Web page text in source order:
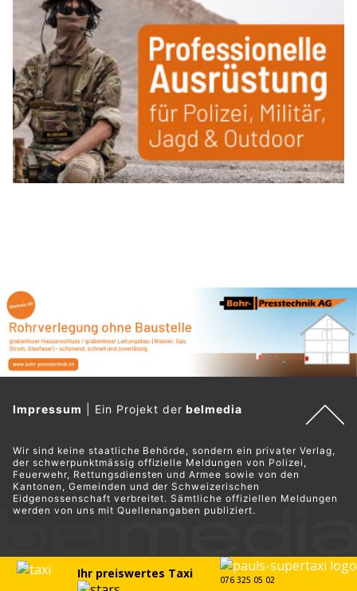
Impressum Ein Projekt derbelmedia
Wir sind keine staatliche Behörde, sondern ein privater Verlag,
der schwerpunktmässig offizielle Meldungen von Polizei,
Feuerwehr, Rettungsdiensten und Armee sowie von den
Kantonen, Gemeinden und der Schweizerischen
Eidgenossenschaft verbreitet. Sämtliche offiziellen Meldungen
werden von uns mit Quellenangaben publiziert.